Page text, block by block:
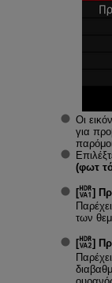
Οι
για
(φωτ
[ ]
των
[ ]